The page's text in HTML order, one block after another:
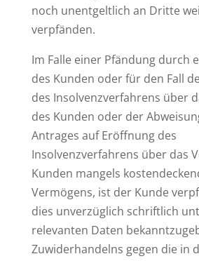
noch unentgeltlich an Dritte
verpfänden.
Im Falle einer Pfändung durch
des Kunden oder für den Fall
des Insolvenzverfahrens über
des Kunden oder der
Antrages auf Eröffnung des
Insolvenzverfahrens über das
Kunden mangels
Vermögens, ist der Kunde
dies unverzüglich schriftlich
relevanten Daten
Zuwiderhandelns gegen die in